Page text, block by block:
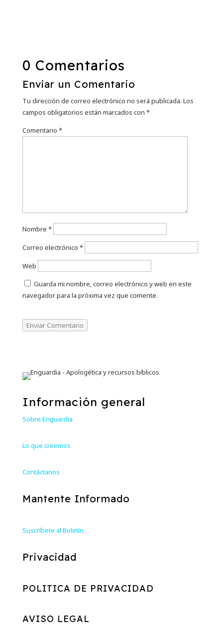
0 Comentarios
Enviar un Comentario
Tu dirección de correo electrónico no será publicada. Los
campos obligatorios están marcados con *
Comentario *
Nombre *
Correo electrónico *
Web
Guarda mi nombre, correo electrónico y web en este
navegador para la próxima vez que comente.
Enviar Comentario
Información general
Sobre Enguardia
Lo que creemos
Contáctanos
Mantente Informado
Suscríbete al Boletín
Privacidad
POLITICA DE PRIVACIDAD
AVISO LEGAL